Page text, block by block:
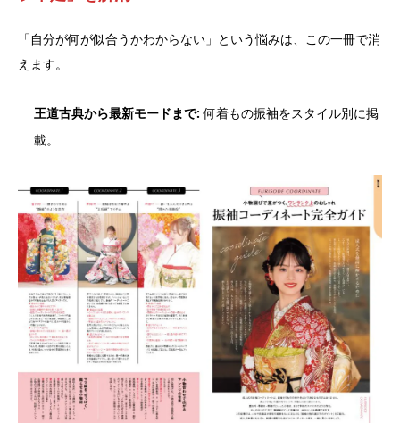
「自分が何が似合うかわからない」という悩みは、この一冊で消
えます。
王道古典から最新モードまで: 何着もの振袖をスタイル別に掲
載。